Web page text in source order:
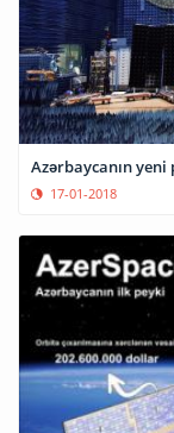
Azərbaycanın
17-01-2018